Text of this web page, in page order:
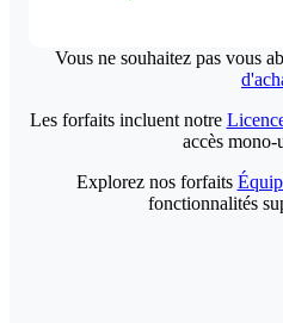
Vous ne souhaitez pas vous
Les forfaits incluent notre
accès mono-
Explorez nos forfaits
fonctionnalités